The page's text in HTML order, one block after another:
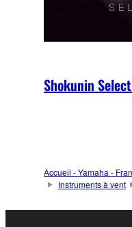
Shokunin
Accueil - Yamaha -
Instruments à vent